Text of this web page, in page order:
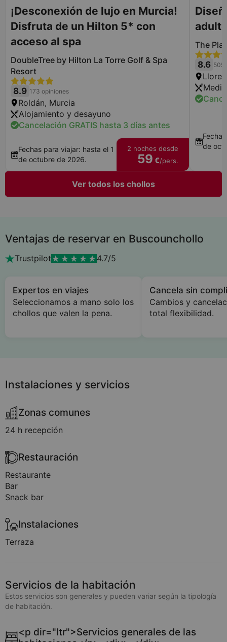
¡Desconexión de lujo en Murcia!
Disfruta de un Hilton 5* con
acceso al spa
DoubleTree by Hilton La Torre Golf & Spa
Resort
8.9 173 opiniones
Roldán, Murcia
Alojamiento y desayuno
Cancelación GRATIS hasta 3 días antes
Fechas para viajar: hasta el 1
de octubre de 2026.
2 noches desde
59 €/pers.
The
8.6 505
Lloret
de
Ver todos los chollos
Ventajas de reservar en Buscounchollo
Trustpilot 4.7/5
Expertos en viajes
Seleccionamos a mano solo los
chollos que valen la pena.
Cancela sin
Cambios y
total flexibilidad.
Instalaciones y servicios
Zonas comunes
24 h recepción
Restauración
Restaurante
Bar
Snack bar
Instalaciones
Terraza
Servicios de la habitación
Estos servicios son generales y pueden variar según la tipología
de habitación.
<p dir="ltr">Servicios generales de las